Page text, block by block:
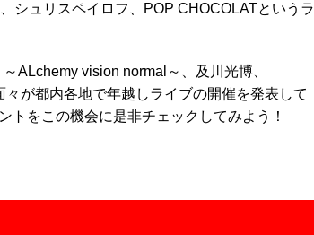
シュリスペイロフ、POP CHOCOLATというラ
ALchemy vision normal～、及川光博、
が都内各地で年越しライブの開催を発表して
トをこの機会に是非チェックしてみよう！